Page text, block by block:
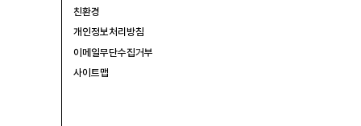
친환경
개인정보처리방침
이메일무단수집거부
사이트맵